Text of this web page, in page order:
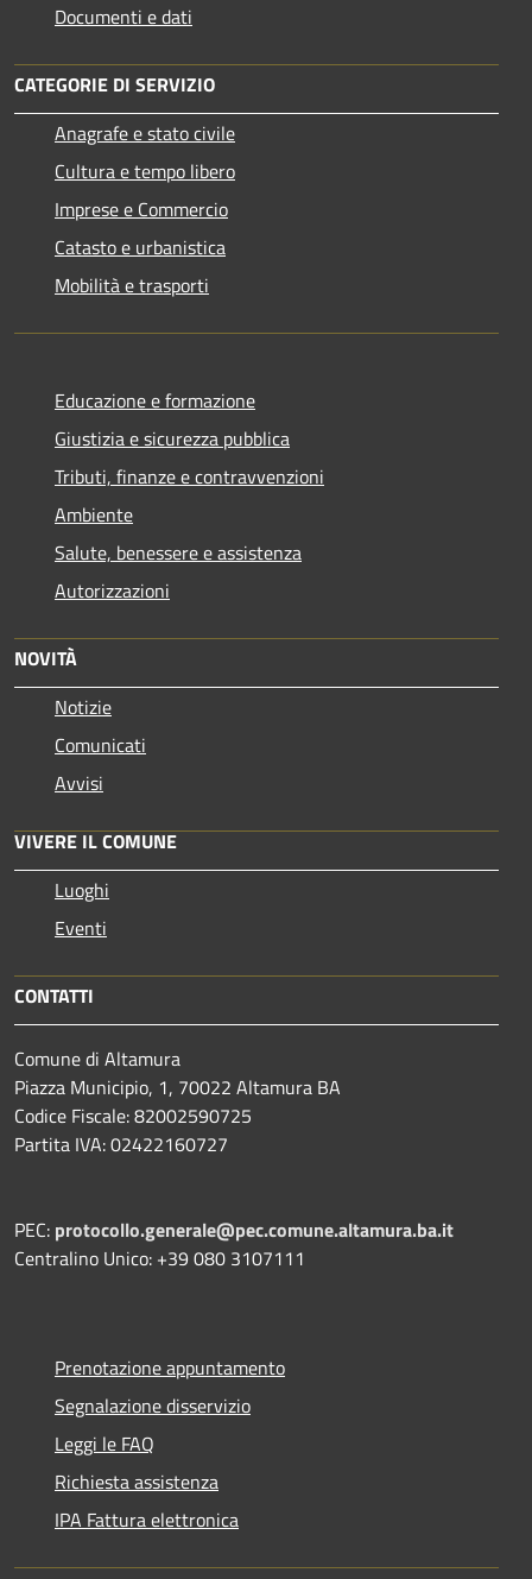
Documenti e dati
CATEGORIE DI SERVIZIO
Anagrafe e stato civile
Cultura e tempo libero
Imprese e Commercio
Catasto e urbanistica
Mobilità e trasporti
Educazione e formazione
Giustizia e sicurezza pubblica
Tributi, finanze e contravvenzioni
Ambiente
Salute, benessere e assistenza
Autorizzazioni
NOVITÀ
Notizie
Comunicati
Avvisi
VIVERE IL COMUNE
Luoghi
Eventi
CONTATTI
Comune di Altamura
Piazza Municipio, 1, 70022 Altamura BA
Codice Fiscale: 82002590725
Partita IVA: 02422160727
PEC: protocollo.generale@pec.comune.altamura.ba.it
Centralino Unico: +39 080 3107111
Prenotazione appuntamento
Segnalazione disservizio
Leggi le FAQ
Richiesta assistenza
IPA Fattura elettronica